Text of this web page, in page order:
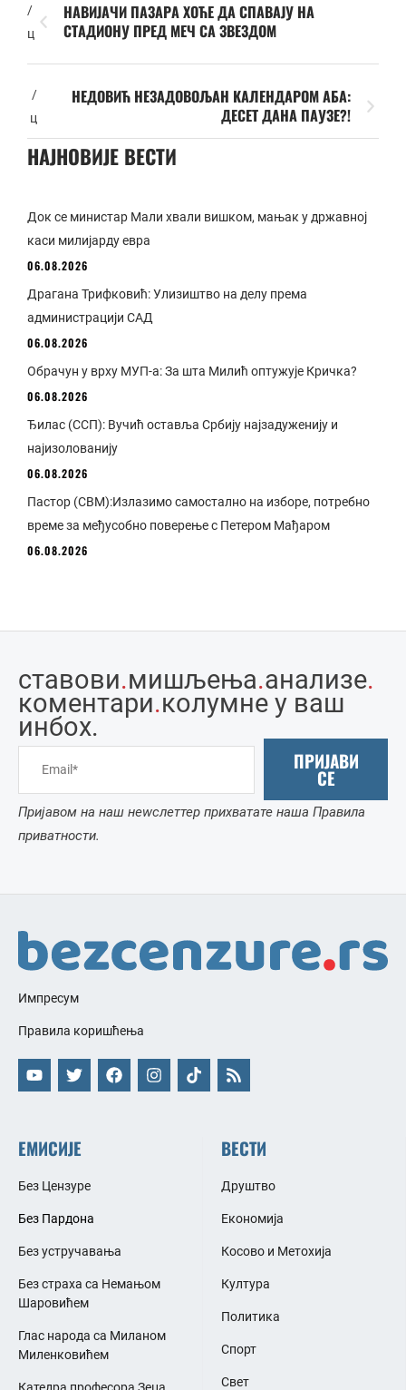
/
ц
НАВИЈАЧИ ПАЗАРА ХОЋЕ ДА СПАВАЈУ НА
СТАДИОНУ ПРЕД МЕЧ СА ЗВЕЗДОМ
/
ц
НЕДОВИЋ НЕЗАДОВОЉАН КАЛЕНДАРОМ АБА:
ДЕСЕТ ДАНА ПАУЗЕ?!
НАЈНОВИЈЕ ВЕСТИ
Док се министар Мали хвали вишком, мањак у државној
каси милијарду евра
06.08.2026
Драгана Трифковић: Улизиштво на делу према
администрацији САД
06.08.2026
Обрачун у врху МУП-а: За шта Милић оптужује Кричка?
06.08.2026
Ђилас (ССП): Вучић оставља Србију најзадуженију и
најизолованију
06.08.2026
Пастор (СВМ):Излазимо самостално на изборе, потребно
време за међусобно поверење с Петером Мађаром
06.08.2026
ставови.мишљења.анализе.
коментари.колумне у ваш
инбоx.
ПРИЈАВИ
СЕ
Пријавом на наш неwслеттер прихватате наша Правила
приватности.
Импресум
Правила коришћења
ЕМИСИЈЕ
Без Цензуре
Без Пардона
Без устручавања
Без страха са Немањом
Шаровићем
Глас народа са Миланом
Миленковићем
ВЕСТИ
Друштво
Економија
Косово и Метохија
Култура
Политика
Спорт
Свет